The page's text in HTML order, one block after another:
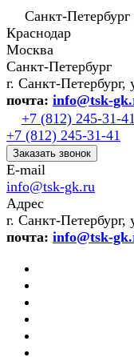
Санкт-Петербург
Краснодар
Москва
Санкт-Петербург
г. Санкт-
почта: info@tsk-
+7 (812) 245-31-41
+7 (812) 245-31-41
Заказать звонок
E-mail
info@tsk-gk.ru
Адрес
г. Санкт-
почта: info@tsk-